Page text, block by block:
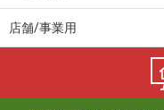
店舗/事業用